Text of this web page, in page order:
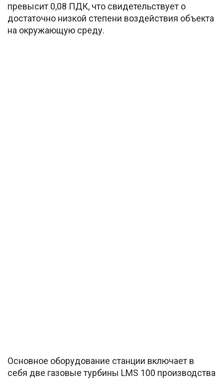
превысит 0,08 ПДК, что свидетельствует о
достаточно низкой степени воздействия объекта
на окружающую среду.
Основное оборудование станции включает в
себя две газовые турбины LMS 100 производства